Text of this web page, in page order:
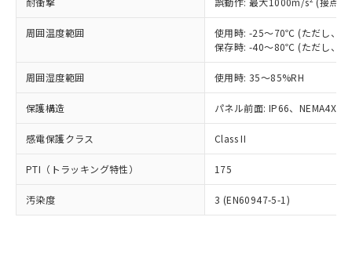
周囲温度範囲
使用時: -25～70℃ (ただし、氷
保存時: -40～80℃ (ただし、氷
周囲湿度範囲 使用時: 35～85%RH
保護構造 パネル前面: IP66、NEMA4X,
感電保護クラス Class II
PTI（トラッキング特性） 175
汚染度 3 (EN60947-5-1)
準価格とは異なる場合があることをご
正式な納期状況および標準価格はお客
様のお取引先、またはお客様担当のオ
ムロン制御機器販売店・当社販売員に
オムロン制御機器販売店や当社販売拠
販売ネットワーク
」をご確認
ください。
在庫状況および標準価格結果を当社の
事前の承諾なく第三者に漏洩または開
示しないようお願いします。
マイパーツ機能（部品リスト作成サー
六価クロム(Cr(Ⅵ)) 1000ppm以下、ポリ臭化ビフェニル
類(PBB) 1000ppm以下、ポリ臭化ジフェニルエーテル類
(PBDE) 1000ppm以下、フタル酸ビス(2-エチルヘキシ
ル) (DEHP)(別名：DOP) 1000ppm以下、フタル酸ブチ
ルベンジル（BBP） 1000ppm以下、フタル酸ジブチル
（DBP） 1000ppm以下、フタル酸ジイソブチル
(DIBP) 1000ppm以下
但し、RoHS指令で産業用監視および制御機器に対する
フタル酸エステル類の４物質については閾値を超える意
図的な使用がないことを確認しています。
※2 対応予定月
部品在庫の切り替え状況などにより、予定
月が前後することがあります。
Cr(Ⅵ)(六価クロム) : 1000ppm、 PBBs(ポリ臭化ビフェ
ニル類) : 1000ppm、 PBDEs(ポリ臭化ジフェニルエーテ
ル類) : 1000ppm、
DBP(フタル酸ジブチル) : 1000ppm、 DIBP(フタル酸ジ
イソブチル) : 1000ppm、 BBP(フタル酸ブチルベンジ
ル) : 1000ppm、
※2 環境保護使用期限
「ｅ」：有害物質（10物質）のすべてが基
準値以下であることを示します。
「10」：通常の使用状況下において有害物
質が外部に漏えいし、環境に深刻な影響を
可)を取得するなどの必要な手続きを
当社は規制貨物を破棄する場合は、完
全に破砕するなど、違法に輸出されな
いよう必要な手段を講じます。
当社は貴社製品を、核兵器、ミサイ
ル、化学兵器、生物兵器またはその他
武器並びにこれらの製造装置等に一切
使用いたしません。
当社は、貴社製品を第三者に販売する
場合は、上記1、2および3の内容を当
該第三者に通知します。また当社は、
販売先および販売に係わる関係者が違
法に輸出するおそれがある場合は、取
○ 一定数以上の在庫あり
一定数には満たないが在庫あり
在庫なし(最新の在庫状況につ
いては、お客様のお取引先、ま
たはお客様担当のオムロン制御
機器販売店・当社販売員にご確
認ください)
受注生産機種、また在庫状況の